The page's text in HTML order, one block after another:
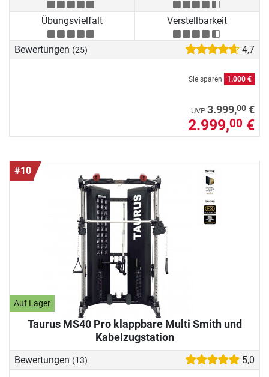
Übungsvielfalt Verstellbarkeit
Bewertungen (25) 4,7
Sie sparen 1.000 €
UVP 3.999,00 €
2.999,00 €
#10
Auf Lager
Taurus MS40 Pro klappbare Multi Smith und
Kabelzugstation
Bewertungen (13) 5,0